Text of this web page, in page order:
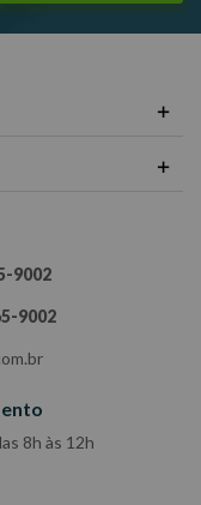
9002
9002
8h às 12h